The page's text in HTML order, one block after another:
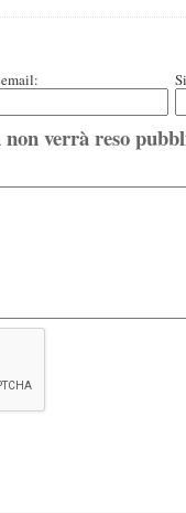
non verrà reso